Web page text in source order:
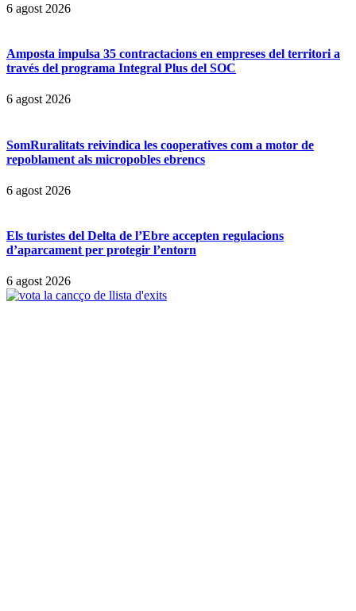
6 agost 2026
Amposta impulsa 35 contractacions en empreses del territori a
través del programa Integral Plus del SOC
6 agost 2026
SomRuralitats reivindica les cooperatives com a motor de
repoblament als micropobles ebrencs
6 agost 2026
Els turistes del Delta de l’Ebre accepten regulacions
d’aparcament per protegir l’entorn
6 agost 2026